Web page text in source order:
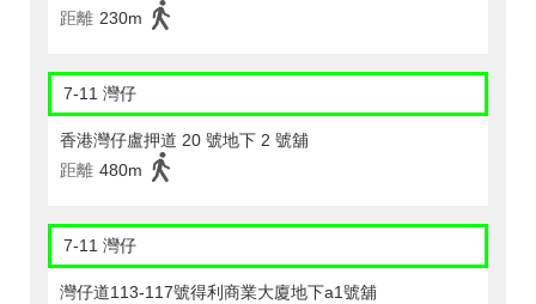
距離 230m
7-11 灣仔
香港灣仔盧押道 20 號地下 2 號舖
距離 480m
7-11 灣仔
灣仔道113-117號得利商業大廈地下a1號舖